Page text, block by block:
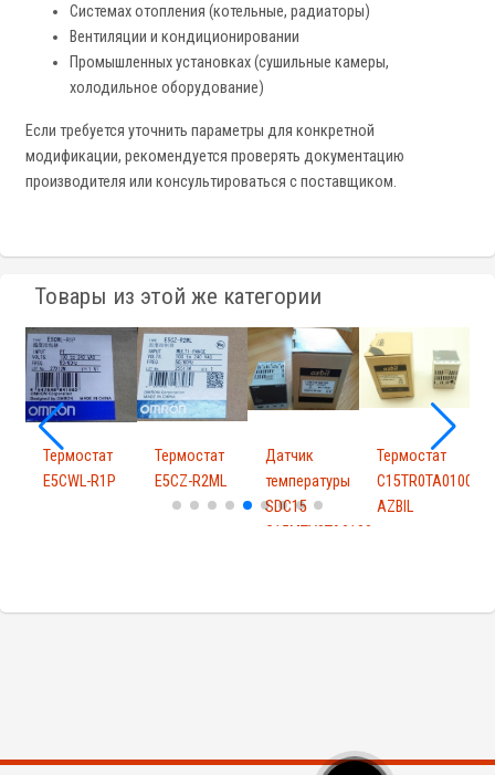
Системах отопления (котельные, радиаторы)
Вентиляции и кондиционировании
Промышленных установках (сушильные камеры,
холодильное оборудование)
Если требуется уточнить параметры для конкретной
модификации, рекомендуется проверять документацию
производителя или консультироваться с поставщиком.
Товары из этой же категории
Термостат
E5CWL-R1P
Термостат
E5CZ-R2ML
Датчик
температуры
SDC15
C15MTV0TA0100
Термостат
C15TR0TA0100
AZBIL